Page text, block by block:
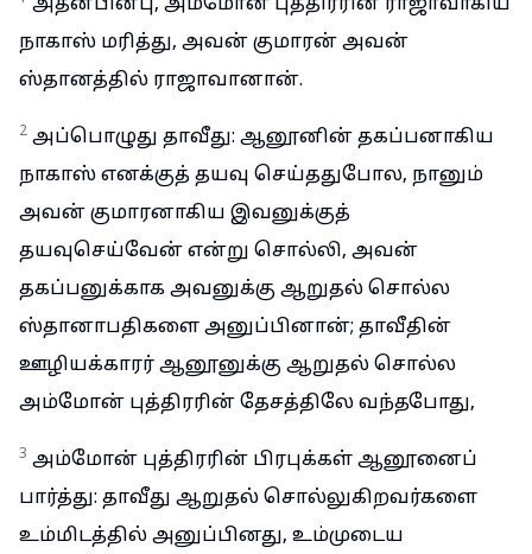
அதன்பின்பு, அம்மோன் புத்திரரின் ராஜாவாகிய
நாகாஸ் மரித்து, அவன் குமாரன் அவன்
ஸ்தானத்தில் ராஜாவானான்.
2 அப்பொழுது தாவீது: ஆனூனின் தகப்பனாகிய
நாகாஸ் எனக்குத் தயவு செய்ததுபோல, நானும்
அவன் குமாரனாகிய இவனுக்குத்
தயவுசெய்வேன் என்று சொல்லி, அவன்
தகப்பனுக்காக அவனுக்கு ஆறுதல் சொல்ல
ஸ்தானாபதிகளை அனுப்பினான்; தாவீதின்
ஊழியக்காரர் ஆனூனுக்கு ஆறுதல் சொல்ல
அம்மோன் புத்திரரின் தேசத்திலே வந்தபோது,
3 அம்மோன் புத்திரரின் பிரபுக்கள் ஆனூனைப்
பார்த்து: தாவீது ஆறுதல் சொல்லுகிறவர்களை
உம்மிடத்தில் அனுப்பினது, உம்முடைய